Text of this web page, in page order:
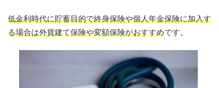
低金利時代に貯蓄目的で終身保険や個人年金保険に加入す
る場合は外貨建て保険や変額保険がおすすめです。